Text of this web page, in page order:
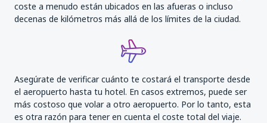
coste a menudo están ubicados en las afueras o incluso
decenas de kilómetros más allá de los límites de la ciudad.
Asegúrate de verificar cuánto te costará el transporte desde
el aeropuerto hasta tu hotel. En casos extremos, puede ser
más costoso que volar a otro aeropuerto. Por lo tanto, esta
es otra razón para tener en cuenta el coste total del viaje.